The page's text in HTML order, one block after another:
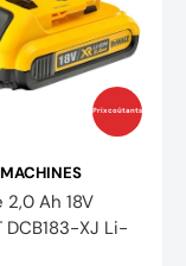
Prix coûtants
Ah 18V
DCB183-XJ Li-